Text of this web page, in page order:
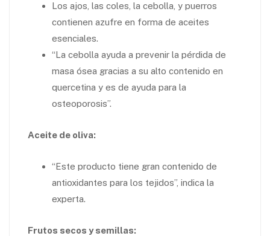
Los ajos, las coles, la cebolla, y puerros
contienen azufre en forma de aceites
esenciales.
“La cebolla ayuda a prevenir la pérdida de
masa ósea gracias a su alto contenido en
quercetina y es de ayuda para la
osteoporosis”.
Aceite de oliva:
“Este producto tiene gran contenido de
antioxidantes para los tejidos”, indica la
experta.
Frutos secos y semillas: